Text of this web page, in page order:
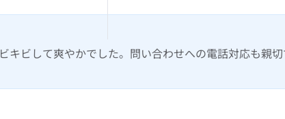
キビして爽やかでした。問い合わせへの電話対応も親